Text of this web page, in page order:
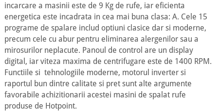
incarcare a masinii este de 9 Kg de rufe, iar eficienta
energetica este incadrata in cea mai buna clasa: A. Cele 15
programe de spalare includ optiuni clasice dar si moderne,
precum cele cu abur pentru eliminarea alergenilor sau a
mirosurilor neplacute. Panoul de control are un display
digital, iar viteza maxima de centrifugare este de 1400 RPM.
Functiile si tehnologiile moderne, motorul inverter si
raportul bun dintre calitate si pret sunt alte argumente
favorabile achizitionarii acestei masini de spalat rufe
produse de Hotpoint.